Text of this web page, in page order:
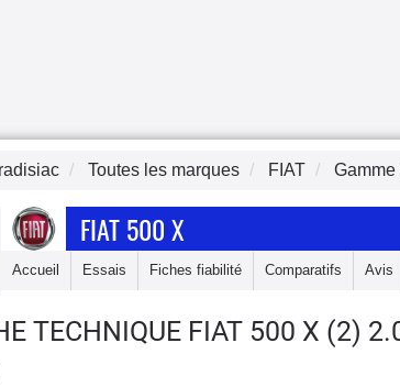
Toutes les marques FIAT Gamme
FIAT 500 X
Accueil Essais Fiches fiabilité Comparatifs Avis
TECHNIQUE FIAT 500 X (2)